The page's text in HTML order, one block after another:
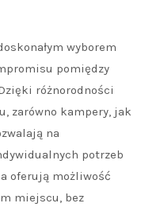
wyborem
pomiędzy
różnorodności
zarówno kampery, jak
na
potrzeb
oferują możliwość
miejscu, bez